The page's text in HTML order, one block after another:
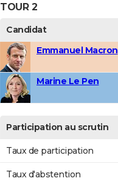
TOUR 2
Candidat
Emmanuel Macron
Marine Le Pen
Participation au scrutin
Taux de participation
Taux d'abstention